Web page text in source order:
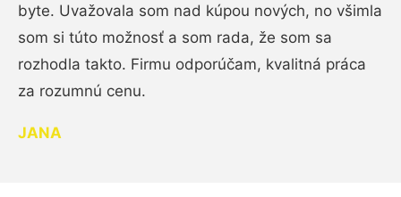
byte. Uvažovala som nad kúpou nových, no všimla
som si túto možnosť a som rada, že som sa
rozhodla takto. Firmu odporúčam, kvalitná práca
za rozumnú cenu.
JANA